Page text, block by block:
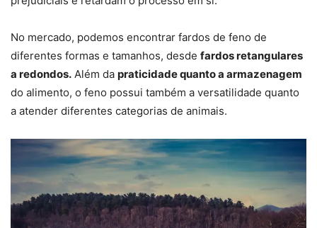
No mercado, podemos encontrar fardos de feno de
diferentes formas e tamanhos, desde fardos retangulares
a redondos. Além da praticidade quanto a armazenagem
do alimento, o feno possui também a versatilidade quanto
a atender diferentes categorias de animais.